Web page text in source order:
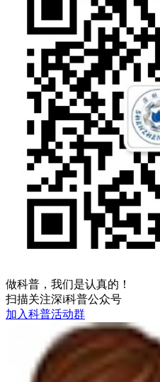
做科普，我们是认真的！
扫描关注深i科普公众号
加入科普活动群